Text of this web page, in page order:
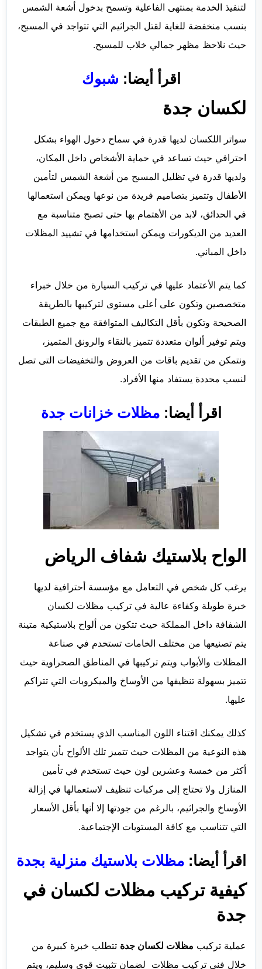
لتنفيذ الخدمة بمنتهى الفاعلية وتسمح بدخول أشعة الشمس
بنسب منخفضة للغاية لقتل الجراثيم التي تتواجد في المسبح،
حيث نلاحظ مظهر جمالي خلاب للمسبح.
اقرأ أيضا: شبوك
لكسان جدة
سواتر اللكسان لديها قدرة في سماح دخول الهواء بشكل
احترافي حيث تساعد في حماية الأشخاص داخل المكان،
ولديها قدرة في تظليل المسبح من أشعة الشمس لتأمين
الأطفال وتتميز بتصاميم فريدة من نوعها ويمكن استعمالها
في الحدائق، لابد من الأهتمام بها حتى تصبح متناسبة مع
العديد من الديكورات ويمكن استخدامها في تشييد المظلات
داخل المباني.
كما يتم الأعتماد عليها في تركيب السيارة من خلال خبراء
متخصصين وتكون على أعلى مستوى لتركيبها بالطريقة
الصحيحة وتكون بأقل التكاليف المتوافقة مع جميع الطبقات
ويتم توفير ألوان متعددة تتميز بالنقاء والرونق المتميز،
ونتمكن من تقديم باقات من العروض والتخفيضات التى تصل
لنسب محددة يستفاد منها الأفراد.
اقرأ أيضا:مظلات خزانات جدة
الواح بلاستيك شفاف الرياض
يرغب كل شخص في التعامل مع مؤسسة أحترافية لديها
خبرة طويلة وكفاءة عالية في تركيب مظلات لكسان
الشفافة داخل المملكة حيث تتكون من ألواح بلاستيكية متينة
يتم تصنيعها من مختلف الخامات تستخدم في صناعة
المظلات والأبواب ويتم تركيبها في المناطق الصحراوية حيث
تتميز بسهولة تنظيفها من الأوساخ والميكروبات التي تتراكم
عليها.
كذلك يمكنك اقتناء اللون المناسب الذي يستخدم في تشكيل
هذه النوعية من المظلات حيث تتميز تلك الألواح بأن يتواجد
أكثر من خمسة وعشرين لون حيث تستخدم في تأمين
المنازل ولا تحتاج إلى مركبات تنظيف لاستعمالها في إزالة
الأوساخ والجراثيم، بالرغم من جودتها إلا أنها بأقل الأسعار
التي تتناسب مع كافة المستويات الإجتماعية.
اقرأ أيضا:مظلات بلاستيك منزلية بجدة
كيفية تركيب مظلات لكسان في
جدة
عملية تركيب مظلات لكسان جدة تتطلب خبرة كبيرة من
خلال فني تركيب مظلات لضمان تثبيت قوي وسليم، ويتم